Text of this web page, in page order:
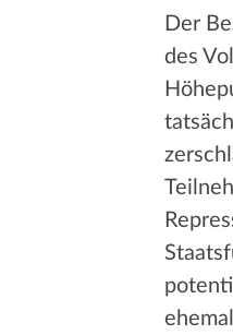
Der
des